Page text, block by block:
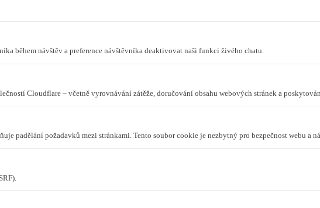
během návštěv a preference návštěvníka deaktivovat naši funkci živého chatu.
Cloudflare – včetně vyrovnávání zátěže, doručování obsahu webových stránek a
padělání požadavků mezi stránkami. Tento soubor cookie je nezbytný pro bezpečnost webu a